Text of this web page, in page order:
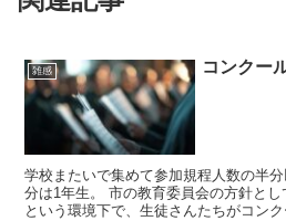
雑感 コンクー
学校またいで集めて参加規程人数の半
分は1年生。 市の教育委員会の方針とし
という環境下で、生徒さんたちがコン